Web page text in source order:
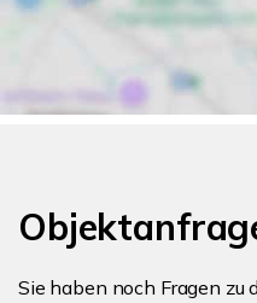
Sie haben noch Fragen zu